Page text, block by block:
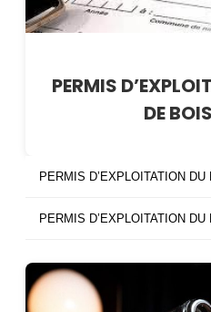
PERMIS
DE
PERMIS D’EXPLOITATION
PERMIS D’EXPLOITATION